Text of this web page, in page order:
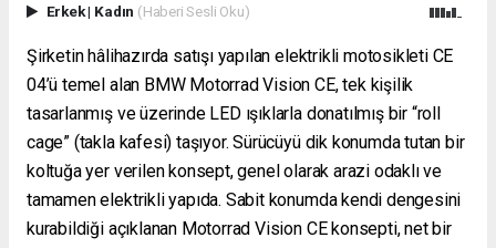
Erkek| Kadın (Haberi Sesli Oku)
Şirketin hâlihazırda satışı yapılan elektrikli motosikleti CE
04’ü temel alan BMW Motorrad Vision CE, tek kişilik
tasarlanmış ve üzerinde LED ışıklarla donatılmış bir “roll
cage” (takla kafesi) taşıyor. Sürücüyü dik konumda tutan bir
koltuğa yer verilen konsept, genel olarak arazi odaklı ve
tamamen elektrikli yapıda. Sabit konumda kendi dengesini
kurabildiği açıklanan Motorrad Vision CE konsepti, net bir